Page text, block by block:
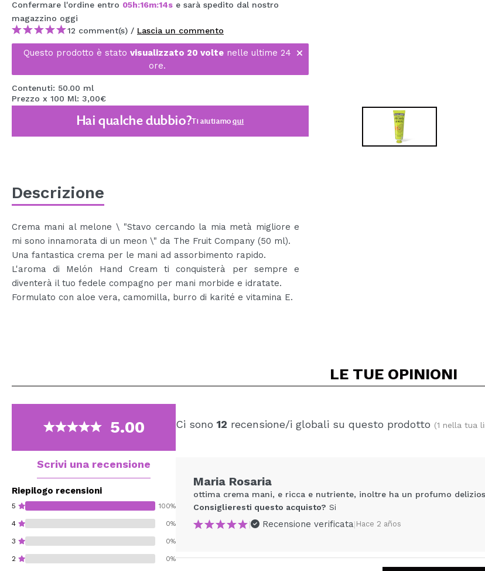
MAQUIFARMA
KOREA ZONE
TRAVEL SIZE
NATURE
SPECIALE
PROSSIMAMENTE
Confermare l'ordine entro 05h:16m:13se sarà spedito dal nostro
magazzino oggi
12 comment(s) / Lascia un commento
Questo prodotto è stato visualizzato 20 volte nelle ultime 24
ore.
Contenuti: 50.00 ml
Prezzo x 100 Ml: 3,00€
Hai qualche dubbio?Ti aiutiamoqui
Descrizione
Crema mani al melone \ "Stavo cercando la mia metà migliore e
mi sono innamorata di un meon \" da The Fruit Company (50 ml).
Una fantastica crema per le mani ad assorbimento rapido.
L'aroma di Melón Hand Cream ti conquisterà per sempre e
diventerà il tuo fedele compagno per mani morbide e idratate.
Formulato con aloe vera, camomilla, burro di karité e vitamina E.
LE TUE OPINIONI
5.00
Scrivi una recensione
Riepilogo recensioni
5 100%
4 0%
3 0%
2 0%
Ci sono 12 recensione/i globali su questo prodotto (1 nella tua
Maria Rosaria
ottima crema mani, e ricca e nutriente, inoltre ha un profumo
Consiglieresti questo acquisto? Si
|
Recensione verificata| Hace 2 años